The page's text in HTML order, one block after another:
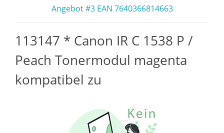
Angebot #3 EAN 7640366814663
113147 * Canon IR C 1538 P /
Peach Tonermodul magenta
kompatibel zu